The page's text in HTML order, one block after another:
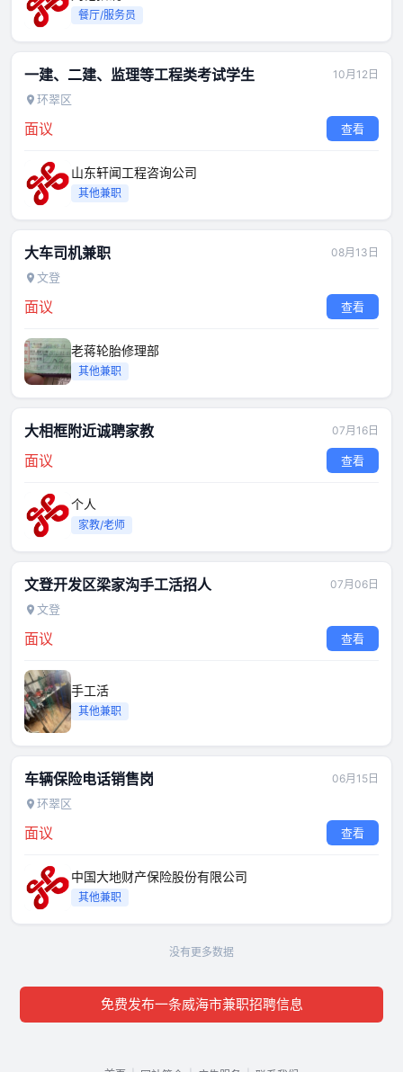
餐厅/服务员
一建、二建、监理等工程类考试学生 10月12日
环翠区
面议 查看
山东轩闻工程咨询公司
其他兼职
大车司机兼职 08月13日
文登
面议 查看
老蒋轮胎修理部
其他兼职
大相框附近诚聘家教 07月16日
面议 查看
个人
家教/老师
文登开发区梁家沟手工活招人 07月06日
文登
面议 查看
手工活
其他兼职
车辆保险电话销售岗 06月15日
环翠区
面议 查看
中国大地财产保险股份有限公司
其他兼职
没有更多数据
免费发布一条威海市兼职招聘信息